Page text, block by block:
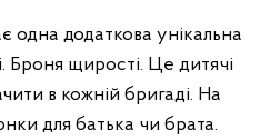
одна додаткова унікальна
Броня щирості. Це дитячі
в кожній бригаді. На
для батька чи брата.